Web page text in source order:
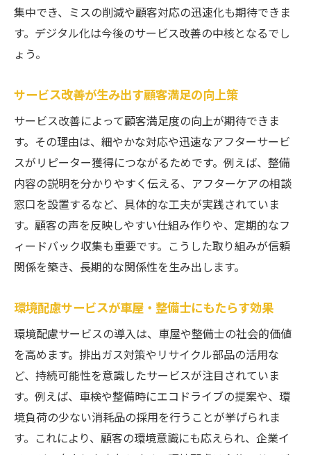
集中でき、ミスの削減や顧客対応の迅速化も期待できま
す。デジタル化は今後のサービス改善の中核となるでし
ょう。
サービス改善が生み出す顧客満足の向上策
サービス改善によって顧客満足度の向上が期待できま
す。その理由は、細やかな対応や迅速なアフターサービ
スがリピーター獲得につながるためです。例えば、整備
内容の説明を分かりやすく伝える、アフターケアの相談
窓口を設置するなど、具体的な工夫が実践されていま
す。顧客の声を反映しやすい仕組み作りや、定期的なフ
ィードバック収集も重要です。こうした取り組みが信頼
関係を築き、長期的な関係性を生み出します。
環境配慮サービスが車屋・整備士にもたらす効果
環境配慮サービスの導入は、車屋や整備士の社会的価値
を高めます。排出ガス対策やリサイクル部品の活用な
ど、持続可能性を意識したサービスが注目されていま
す。例えば、車検や整備時にエコドライブの提案や、環
境負荷の少ない消耗品の採用を行うことが挙げられま
す。これにより、顧客の環境意識にも応えられ、企業イ